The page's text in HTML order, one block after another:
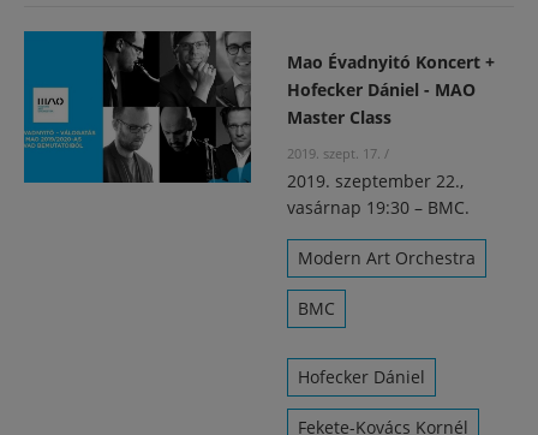
Mao Évadnyitó Koncert +
Hofecker Dániel - MAO
Master Class
2019. szept. 17. /
2019. szeptember 22.,
vasárnap 19:30 – BMC.
Modern Art Orchestra
BMC
Hofecker Dániel
Fekete-Kovács Kornél